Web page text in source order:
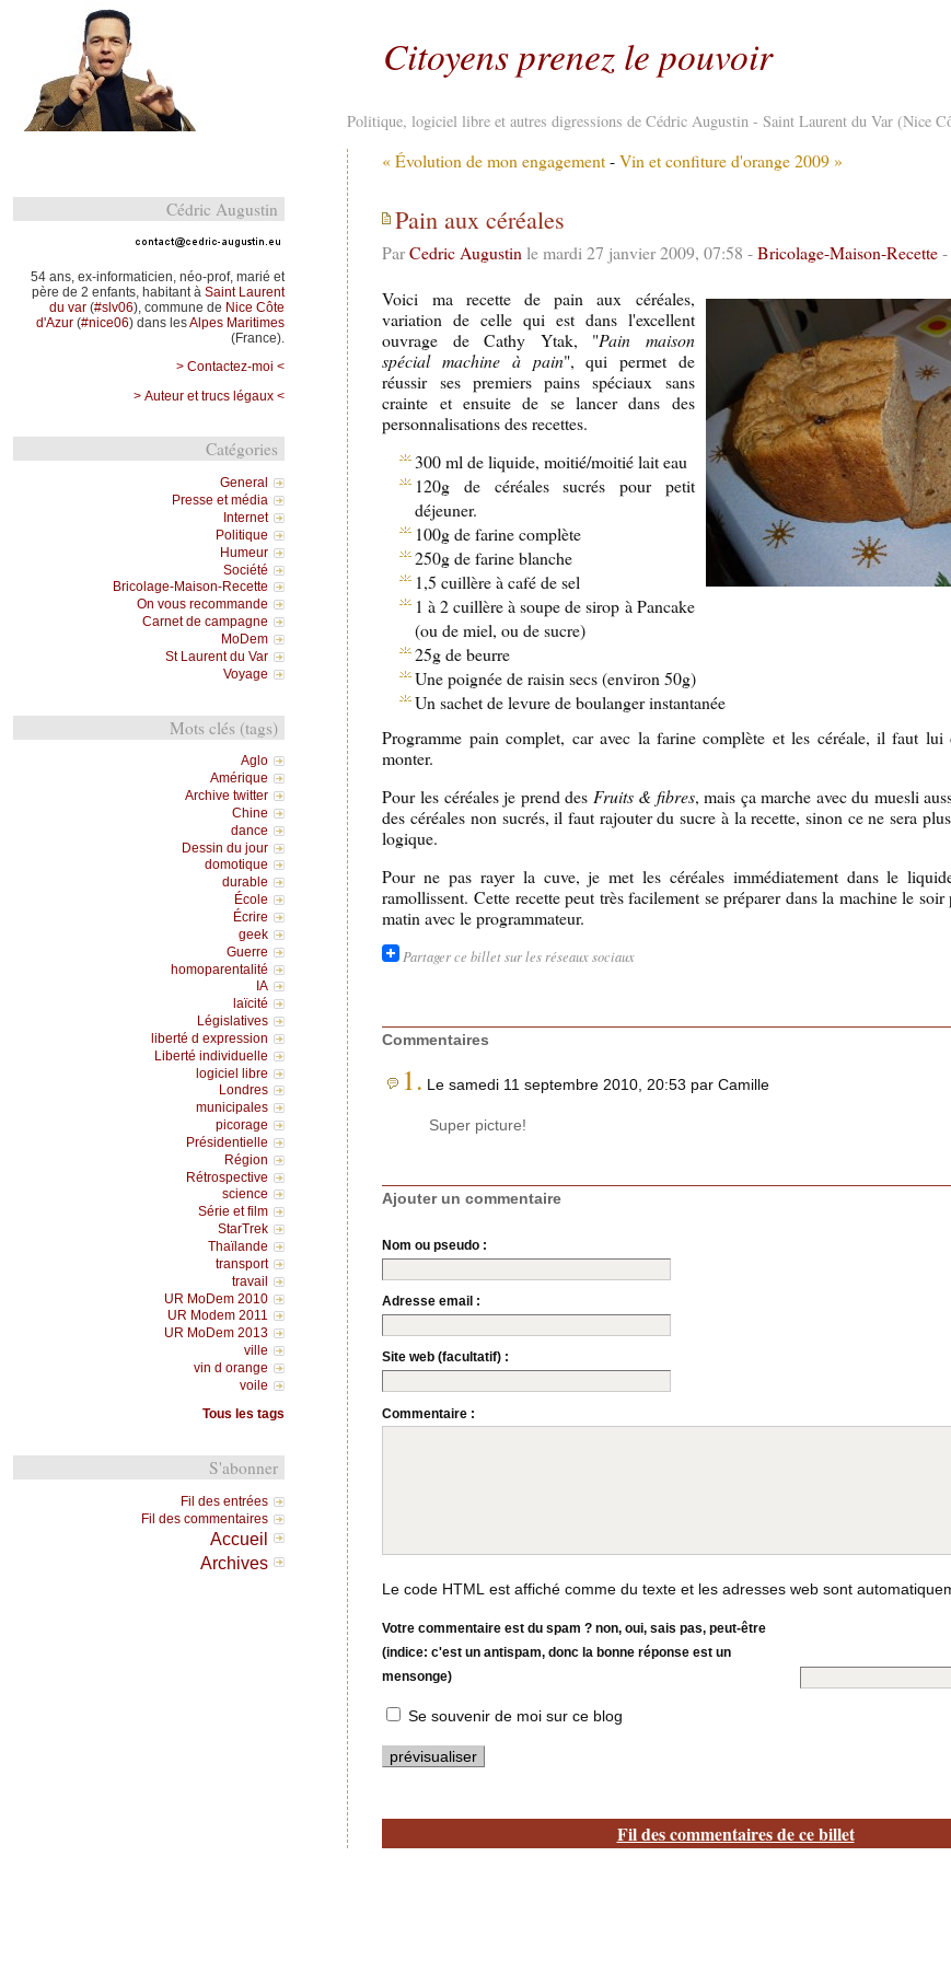
Citoyens prenez le pouvoir
Politique, logiciel libre et autres digressions de Cédric Augustin - Saint Laurent du Var (Nice
« Évolution de mon engagement - Vin et confiture d'orange 2009 »
Pain aux céréales
ParCedric Augustin le mardi 27 janvier 2009, 07:58 -Bricolage-Maison-Recette
Voici ma recette de pain aux céréales,
variation de celle qui est dans l'excellent
ouvrage de Cathy Ytak, "Pain maison
spécial machine à pain", qui permet de
réussir ses premiers pains spéciaux sans
crainte et ensuite de se lancer dans des
personnalisations des recettes.
300 ml de liquide, moitié/moitié lait eau
120g de céréales sucrés pour petit
déjeuner.
100g de farine complète
250g de farine blanche
1,5 cuillère à café de sel
1 à 2 cuillère à soupe de sirop à Pancake
(ou de miel, ou de sucre)
25g de beurre
Une poignée de raisin secs (environ 50g)
Un sachet de levure de boulanger instantanée
Programme pain complet, car avec la farine complète et les céréale, il faut lui
monter.
Pour les céréales je prend des Fruits & fibres, mais ça marche avec du muesli
des céréales non sucrés, il faut rajouter du sucre à la recette, sinon ce ne sera
logique.
Pour ne pas rayer la cuve, je met les céréales immédiatement dans le
ramollissent. Cette recette peut très facilement se préparer dans la machine le
matin avec le programmateur.
Partager ce billet sur les réseaux sociaux
Commentaires
1. Le samedi 11 septembre 2010, 20:53 par Camille
Super picture!
Ajouter un commentaire
Nom ou pseudo :
Adresse email :
Site web (facultatif) :
Commentaire :
Le code HTML est affiché comme du texte et les adresses web sont
Votre commentaire est du spam ? non, oui, sais pas, peut-être
(indice: c'est un antispam, donc la bonne réponse est un
mensonge)
Se souvenir de moi sur ce blog
Fil des commentaires de ce billet
Cédric Augustin
54 ans, ex-informaticien, néo-prof, marié et
père de 2 enfants, habitant àSaint Laurent
du var (#slv06), commune de Nice Côte
d'Azur (#nice06) dans lesAlpes Maritimes
(France).
> Contactez-moi <
> Auteur et trucs légaux <
Catégories
General
Presse et média
Internet
Politique
Humeur
Société
Bricolage-Maison-Recette
On vous recommande
Carnet de campagne
MoDem
St Laurent du Var
Voyage
Mots clés (tags)
Aglo
Amérique
Archive twitter
Chine
dance
Dessin du jour
domotique
durable
École
Écrire
geek
Guerre
homoparentalité
IA
laïcité
Législatives
liberté d expression
Liberté individuelle
logiciel libre
Londres
municipales
picorage
Présidentielle
Région
Rétrospective
science
Série et film
StarTrek
Thaïlande
transport
travail
UR MoDem 2010
UR Modem 2011
UR MoDem 2013
ville
vin d orange
voile
Tous les tags
S'abonner
Fil des entrées
Fil des commentaires
Accueil
Archives